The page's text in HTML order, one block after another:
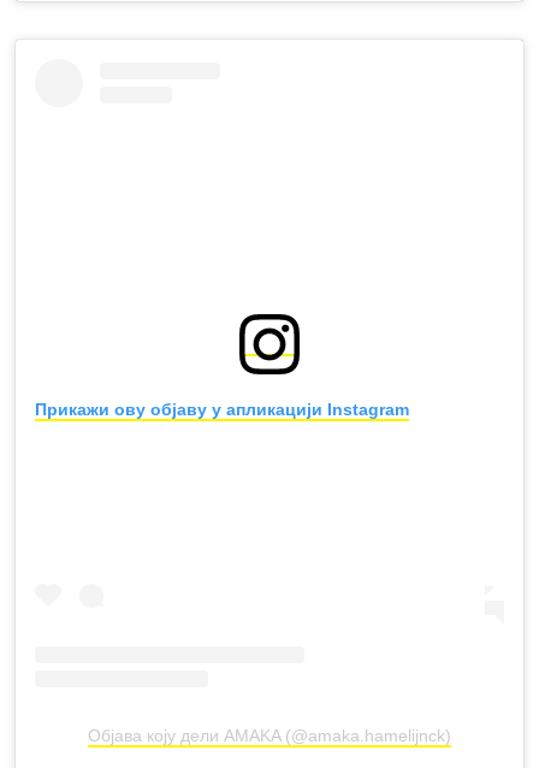
Прикажи ову објаву у апликацији Instagram
Објава коју дели AMAKA (@amaka.hamelijnck)